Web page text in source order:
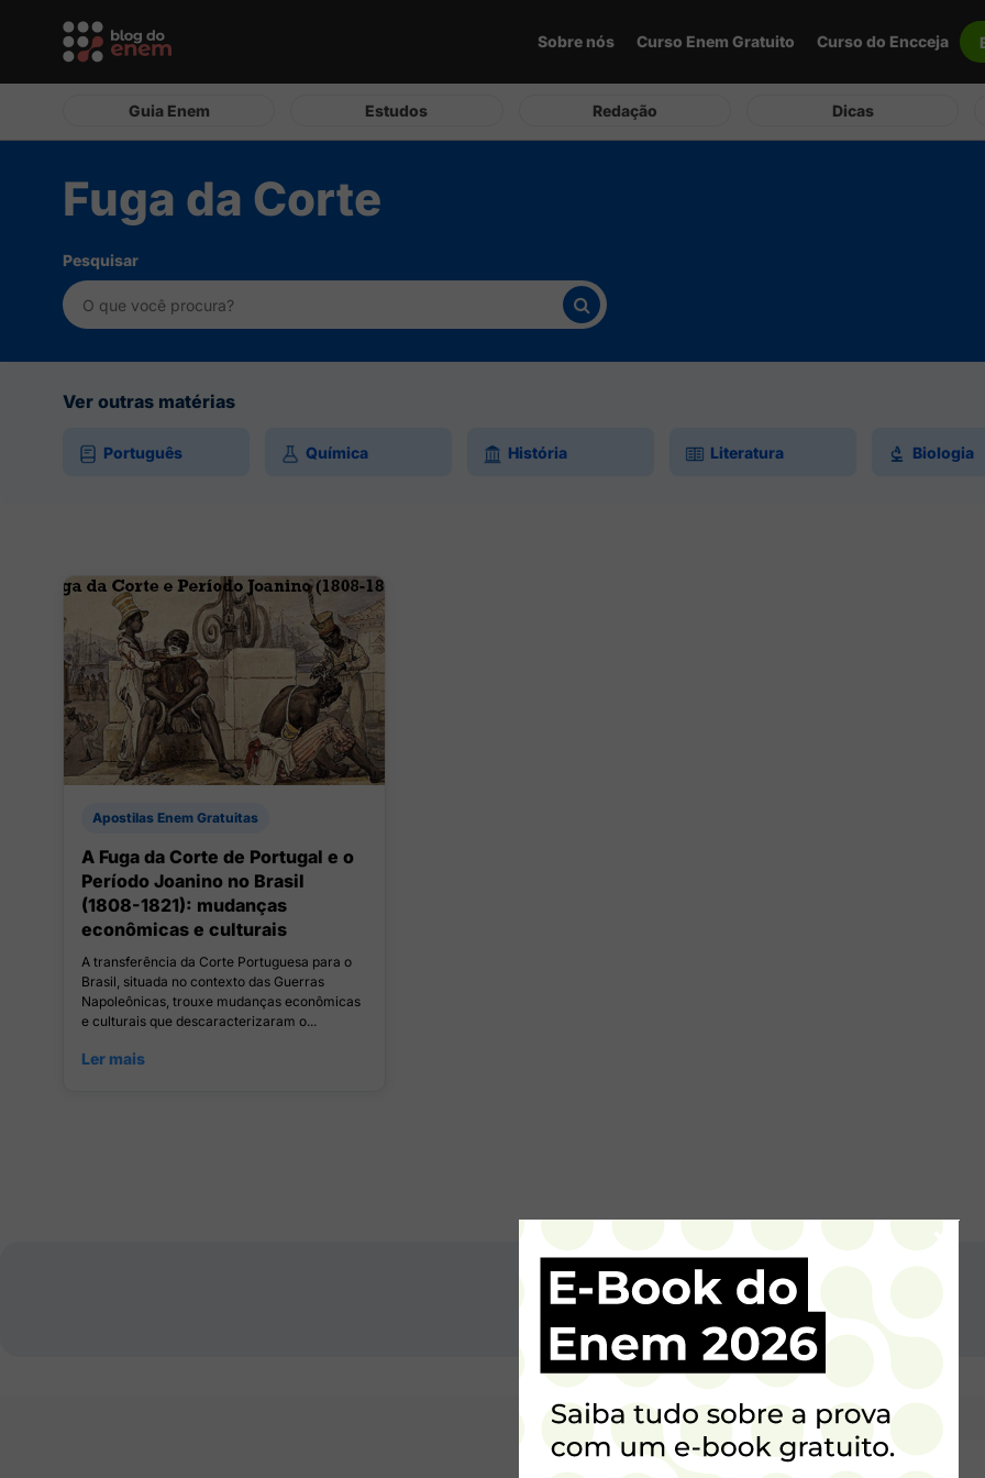
Sobre nós Curso Enem Gratuito Curso do Encceja
Guia Enem Estudos Redação Dicas
Fuga da Corte
Pesquisar
Ver outras matérias
Português Química História Literatura Biologia
Apostilas Enem Gratuitas
A Fuga da Corte de Portugal e o
Período Joanino no Brasil
(1808-1821): mudanças
econômicas e culturais
A transferência da Corte Portuguesa para o
Brasil, situada no contexto das Guerras
Napoleônicas, trouxe mudanças econômicas
e culturais que descaracterizaram o...
Ler mais
Email*